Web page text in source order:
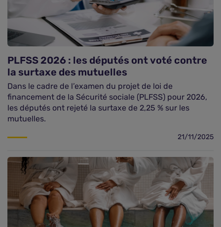
PLFSS 2026 : les députés ont voté contre
la surtaxe des mutuelles
Dans le cadre de l’examen du projet de loi de
financement de la Sécurité sociale (PLFSS) pour 2026,
les députés ont rejeté la surtaxe de 2,25 % sur les
mutuelles.
21/11/2025